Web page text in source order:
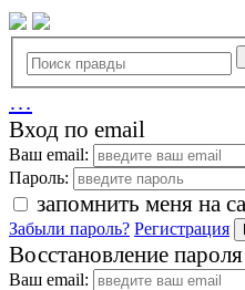
…
Вход по email
Ваш email:
Пароль:
запомнить меня на
Забыли пароль? Регистрация
Восстановление пароля
Ваш email: